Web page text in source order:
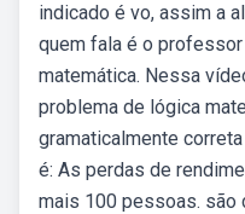
indicado é vo, assim a
quem fala é o
matemática. Nessa
problema de lógica
gramaticalmente
é: As perdas de
mais 100 pessoas. são